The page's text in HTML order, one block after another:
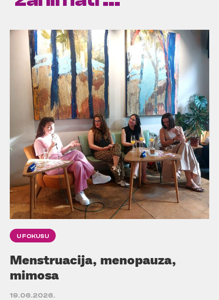
U FOKUSU
Menstruacija, menopauza,
mimosa
19.06.2026.